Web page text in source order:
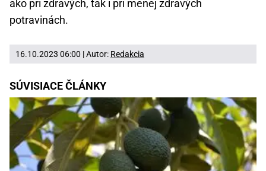
ako pri zdravých, tak i pri menej zdravých
potravinách.
16.10.2023 06:00 | Autor: Redakcia
SÚVISIACE ČLÁNKY